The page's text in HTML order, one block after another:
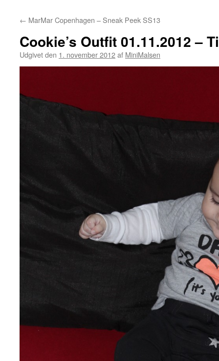
← MarMar Copenhagen – Sneak Peek SS13
Cookie’s Outfit 01.11.2012 –
Udgivet den 1. november 2012af MiniMalsen